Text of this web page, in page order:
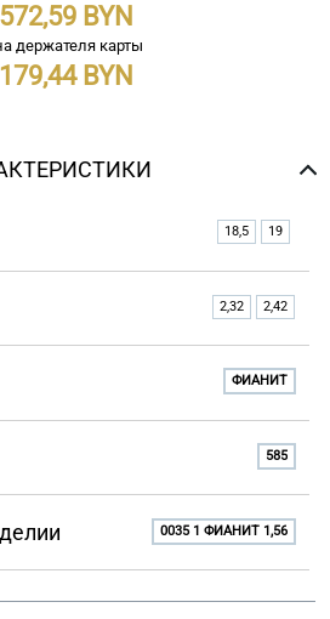
держателя карты
18,5 19
2,32 2,42
ФИАНИТ
585
0035 1 ФИАНИТ 1,56